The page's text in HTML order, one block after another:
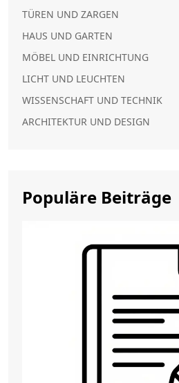
TÜREN UND ZARGEN
HAUS UND GARTEN
MÖBEL UND EINRICHTUNG
LICHT UND LEUCHTEN
WISSENSCHAFT UND TECHNIK
ARCHITEKTUR UND DESIGN
Populäre Beiträge